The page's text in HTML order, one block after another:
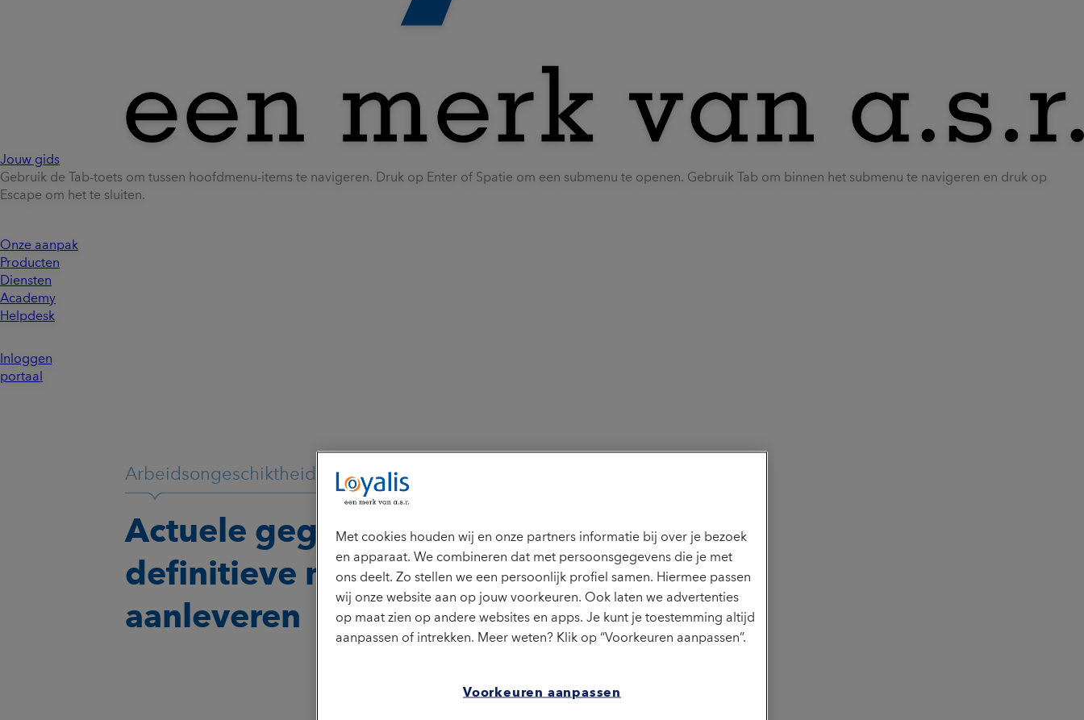
Jouw gids
Gebruik de Tab-toets om tussen hoofdmenu-items te navigeren. Druk op Enter of Spatie om een submenu te openen. Gebruik Tab om binnen het submenu te navigeren en druk op
Escape om het te sluiten.
Onze aanpak
Producten
Diensten
Academy
Helpdesk
Inloggen
portaal
Arbeidsongeschiktheidsverzekering
Actuele gegevens voor de
definitieve nota
aanleveren
Met cookies houden wij en onze partners informatie bij over je bezoek
en apparaat. We combineren dat met persoonsgegevens die je met
ons deelt. Zo stellen we een persoonlijk profiel samen. Hiermee passen
wij onze website aan op jouw voorkeuren. Ook laten we advertenties
op maat zien op andere websites en apps. Je kunt je toestemming altijd
aanpassen of intrekken. Meer weten? Klik op “Voorkeuren aanpassen”.
Voorkeuren aanpassen